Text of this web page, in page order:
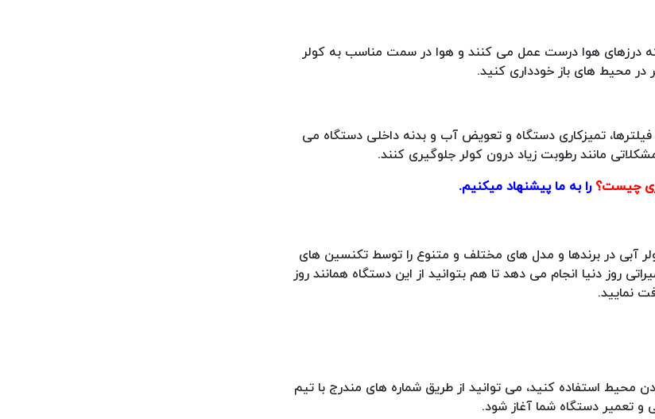
درزهای هوا درست عمل می کنند و هوا در سمت مناسب به کولر
محیط های باز خودداری کنید.
تمیزکاری دستگاه و تعویض آب و بدنه داخلی دستگاه می
مانند رطوبت زیاد درون کولر جلوگیری کنند.
چیست؟را به ما پیشنهاد میکنیم.
آبی در برندها و مدل های مختلف و متنوع را توسط تکنسین های
روز دنیا انجام می دهد تا هم بتوانید از این دستگاه همانند روز
نمایید.
محیط استفاده کنید، می توانید از طریق شماره های مندرج با تیم
و تعمیر دستگاه شما آغاز شود.